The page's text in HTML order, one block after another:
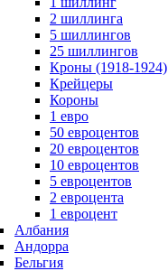
2 шиллинга
5 шиллингов
25 шиллингов
Кроны (1918-1924)
Крейцеры
Короны
1 евро
50 евроцентов
20 евроцентов
10 евроцентов
5 евроцентов
2 евроцента
1 евроцент
Албания
Андорра
Бельгия